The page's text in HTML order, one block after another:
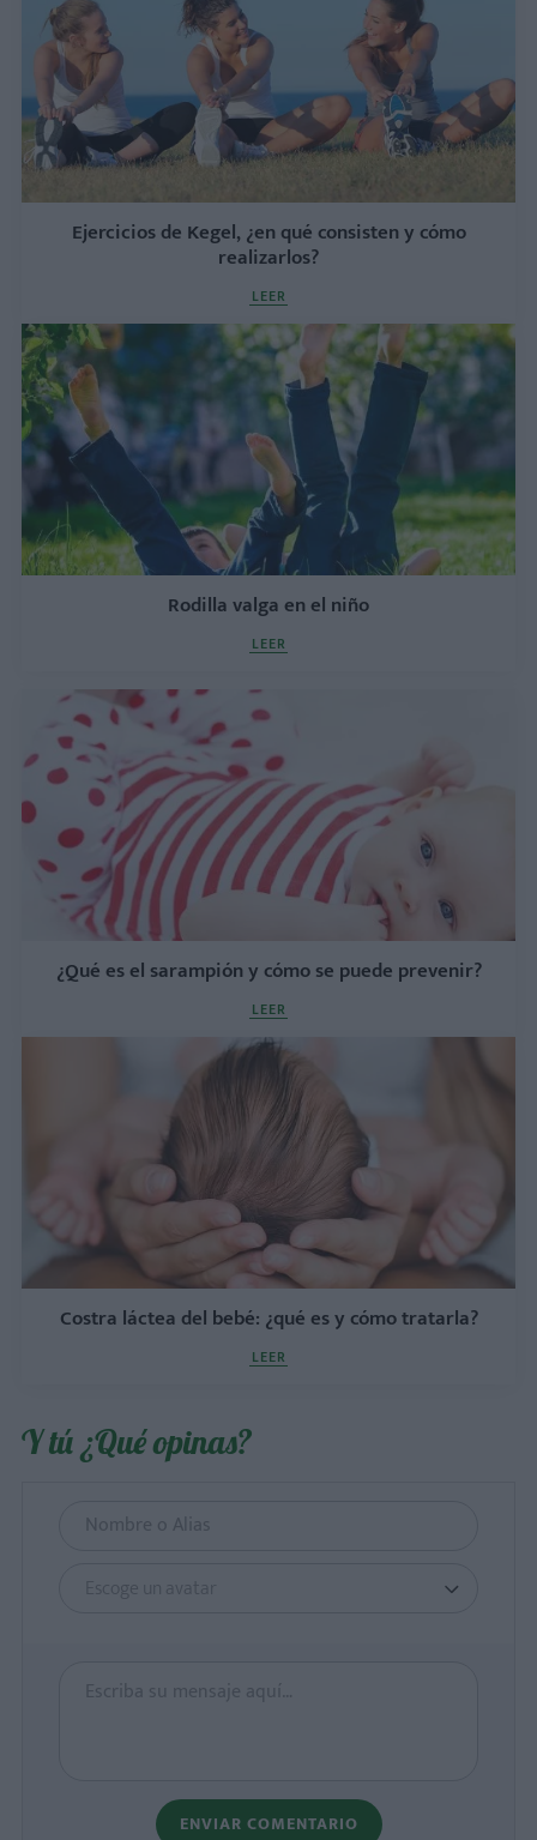
Ejercicios de Kegel, ¿en qué consisten y cómo
realizarlos?
LEER
Rodilla valga en el niño
LEER
¿Qué es el sarampión y cómo se puede prevenir?
LEER
Costra láctea del bebé: ¿qué es y cómo tratarla?
LEER
Y tú ¿Qué opinas?
Escoge un avatar
ENVIAR COMENTARIO